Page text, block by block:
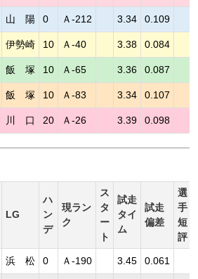
山 陽 0 Ａ-212 3.34 0.109
伊勢崎 10 Ａ-40 3.38 0.084
飯 塚 10 Ａ-65 3.36 0.087
飯 塚 10 Ａ-83 3.34 0.107
川 口 20 Ａ-26 3.39 0.098
LG
ハ
ン
デ
現ラン
ク
ス
タ
ー
ト
試走
タイ
ム
試走
偏差
選
手
短
評
浜 松 0 Ａ-190 3.45 0.061